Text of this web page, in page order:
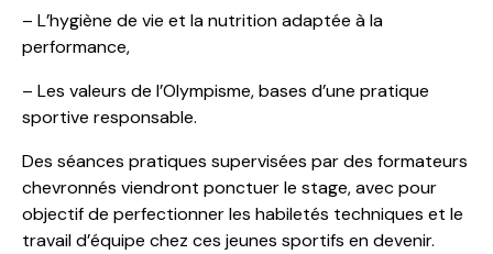
– L’hygiène de vie et la nutrition adaptée à la
performance,
– Les valeurs de l’Olympisme, bases d’une pratique
sportive responsable.
Des séances pratiques supervisées par des formateurs
chevronnés viendront ponctuer le stage, avec pour
objectif de perfectionner les habiletés techniques et le
travail d’équipe chez ces jeunes sportifs en devenir.